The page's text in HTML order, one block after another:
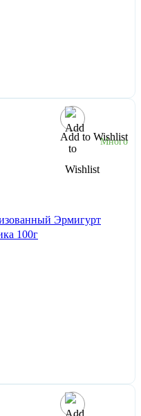
Add to Wishlist
Много
Эрмигурт
100г